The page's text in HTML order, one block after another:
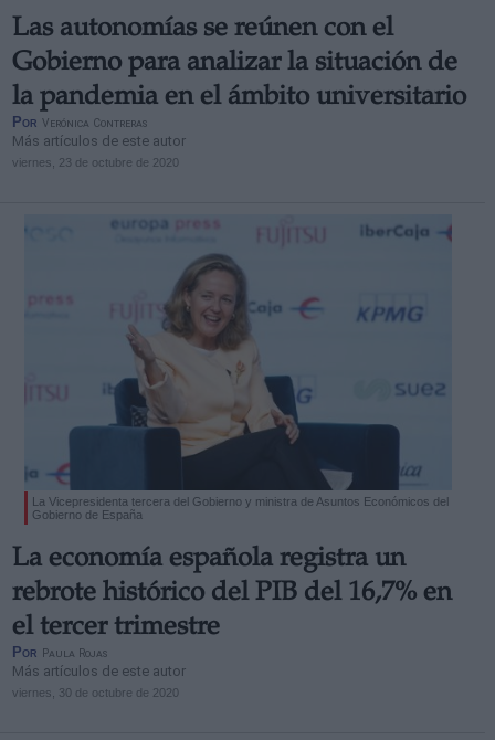
Las autonomías se reúnen con el
Gobierno para analizar la situación de
la pandemia en el ámbito universitario
Por Verónica Contreras
Más artículos de este autor
viernes, 23 de octubre de 2020
La Vicepresidenta tercera del Gobierno y ministra de Asuntos Económicos del
Gobierno de España
La economía española registra un
rebrote histórico del PIB del 16,7% en
el tercer trimestre
Por Paula Rojas
Más artículos de este autor
viernes, 30 de octubre de 2020